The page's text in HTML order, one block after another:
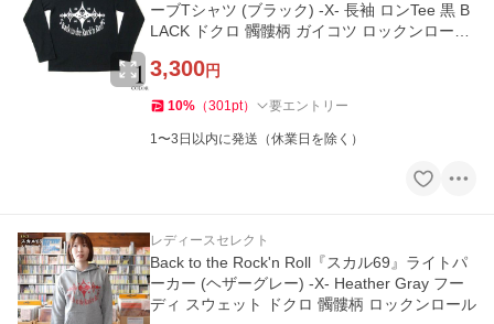
ーブTシャツ (ブラック) -X- 長袖 ロンTee 黒 B
LACK ドクロ 髑髏柄 ガイコツ ロックンロール
3,300円
10% （301pt） 要エントリー
1〜3日以内に発送（休業日を除く）
レディースセレクト
Back to the Rock'n Roll『スカル69』ライトパ
ーカー (ヘザーグレー) -X- Heather Gray フー
ディ スウェット ドクロ 髑髏柄 ロックンロール